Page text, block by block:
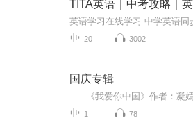
TITA英语｜中考攻略｜
20 3002
国庆专辑
1 78